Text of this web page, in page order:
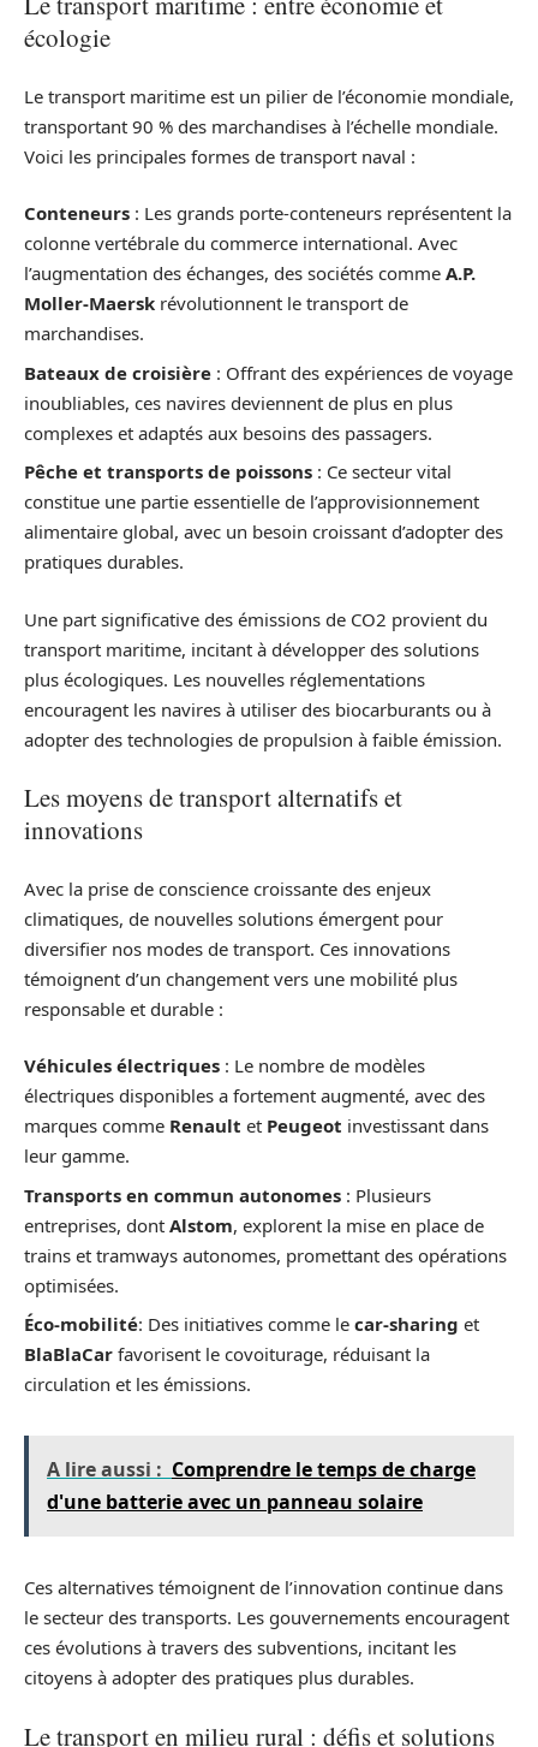
écologie
Le transport maritime est un pilier de l’économie mondiale,
transportant 90 % des marchandises à l’échelle mondiale.
Voici les principales formes de transport naval :
Conteneurs : Les grands porte-conteneurs représentent la
colonne vertébrale du commerce international. Avec
l’augmentation des échanges, des sociétés comme A.P.
Moller-Maersk révolutionnent le transport de
marchandises.
Bateaux de croisière : Offrant des expériences de voyage
inoubliables, ces navires deviennent de plus en plus
complexes et adaptés aux besoins des passagers.
Pêche et transports de poissons : Ce secteur vital
constitue une partie essentielle de l’approvisionnement
alimentaire global, avec un besoin croissant d’adopter des
pratiques durables.
Une part significative des émissions de CO2 provient du
transport maritime, incitant à développer des solutions
plus écologiques. Les nouvelles réglementations
encouragent les navires à utiliser des biocarburants ou à
adopter des technologies de propulsion à faible émission.
Les moyens de transport alternatifs et
innovations
Avec la prise de conscience croissante des enjeux
climatiques, de nouvelles solutions émergent pour
diversifier nos modes de transport. Ces innovations
témoignent d’un changement vers une mobilité plus
responsable et durable :
Véhicules électriques : Le nombre de modèles
électriques disponibles a fortement augmenté, avec des
marques comme Renault et Peugeot investissant dans
leur gamme.
Transports en commun autonomes : Plusieurs
entreprises, dont Alstom, explorent la mise en place de
trains et tramways autonomes, promettant des opérations
optimisées.
Éco-mobilité: Des initiatives comme le car-sharing et
BlaBlaCar favorisent le covoiturage, réduisant la
circulation et les émissions.
A lire aussi : Comprendre le temps de charge
d'une batterie avec un panneau solaire
Ces alternatives témoignent de l’innovation continue dans
le secteur des transports. Les gouvernements encouragent
ces évolutions à travers des subventions, incitant les
citoyens à adopter des pratiques plus durables.
Le transport en milieu rural : défis et solutions